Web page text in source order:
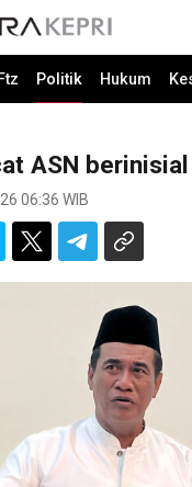
Politik Hukum
ASN berinisial
06:36 WIB